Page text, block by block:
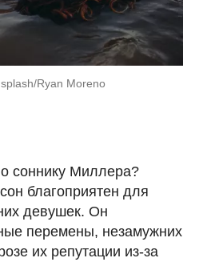
Ryan Moreno
соннику Миллера?
благоприятен для
девушек. Он
перемены, незамужних
их репутации из-за